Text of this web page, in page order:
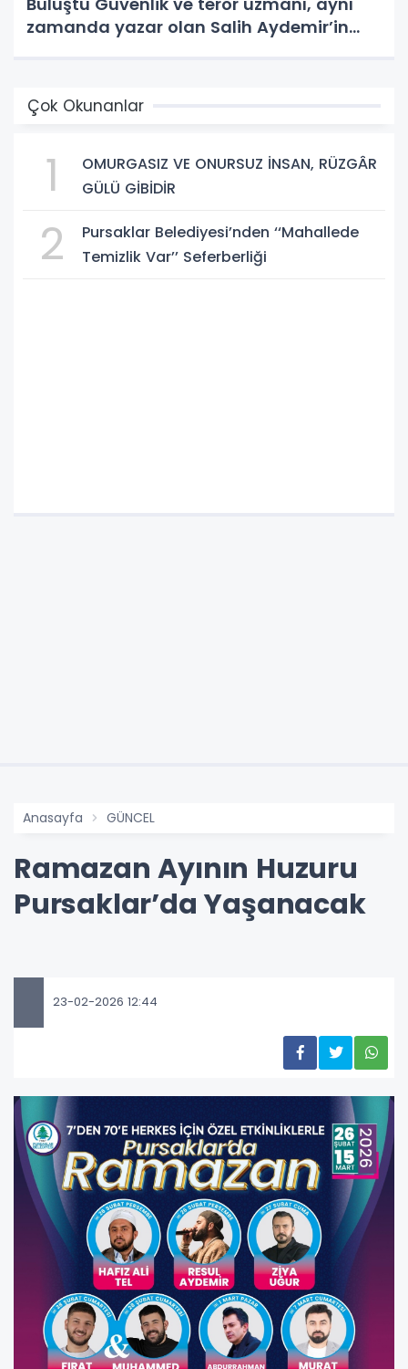
zamanda yazar olan Salih Aydemir’in
yayımlandı.
Çok Okunanlar
1
OMURGASIZ VE ONURSUZ İNSAN, RÜZGÂR
GÜLÜ GİBİDİR
2
Pursaklar Belediyesi’nden ‘‘Mahallede
Temizlik Var’’ Seferberliği
Anasayfa GÜNCEL
Ramazan Ayının Huzuru
Pursaklar’da Yaşanacak
23-02-2026 12:44